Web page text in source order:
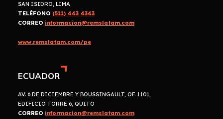
SAN ISIDRO, LIMA
TELÉFONO (511) 443 4343
CORREO informacion@remslatam.com
www.remslatam.com/pe
ECUADOR
AV. 6 DE DICIEMBRE Y BOUSSINGAULT, OF. 1101,
EDIFICIO TORRE 6, QUITO
CORREO informacion@remslatam.com